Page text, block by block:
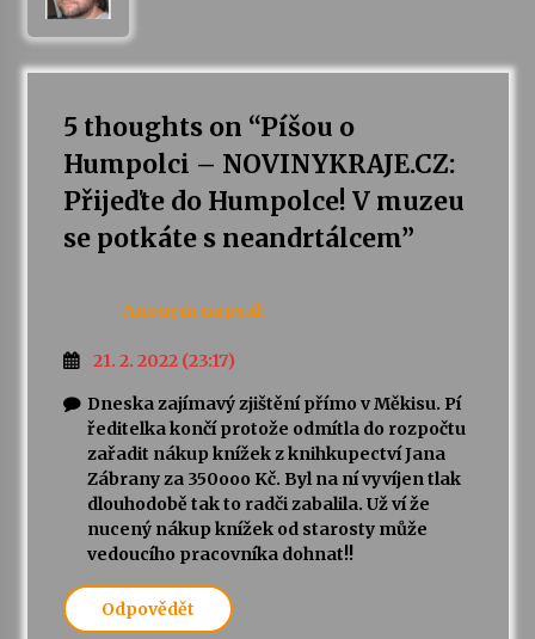
5 thoughts on “Píšou o
Humpolci – NOVINYKRAJE.CZ:
Přijeďte do Humpolce! V muzeu
se potkáte s neandrtálcem”
Anonym napsal:
21. 2. 2022 (23:17)
Dneska zajímavý zjištění přímo v Měkisu. Pí
ředitelka končí protože odmítla do rozpočtu
zařadit nákup knížek z knihkupectví Jana
Zábrany za 350ooo Kč. Byl na ní vyvíjen tlak
dlouhodobě tak to radči zabalila. Už ví že
nucený nákup knížek od starosty může
vedoucího pracovníka dohnat!!
Odpovědět